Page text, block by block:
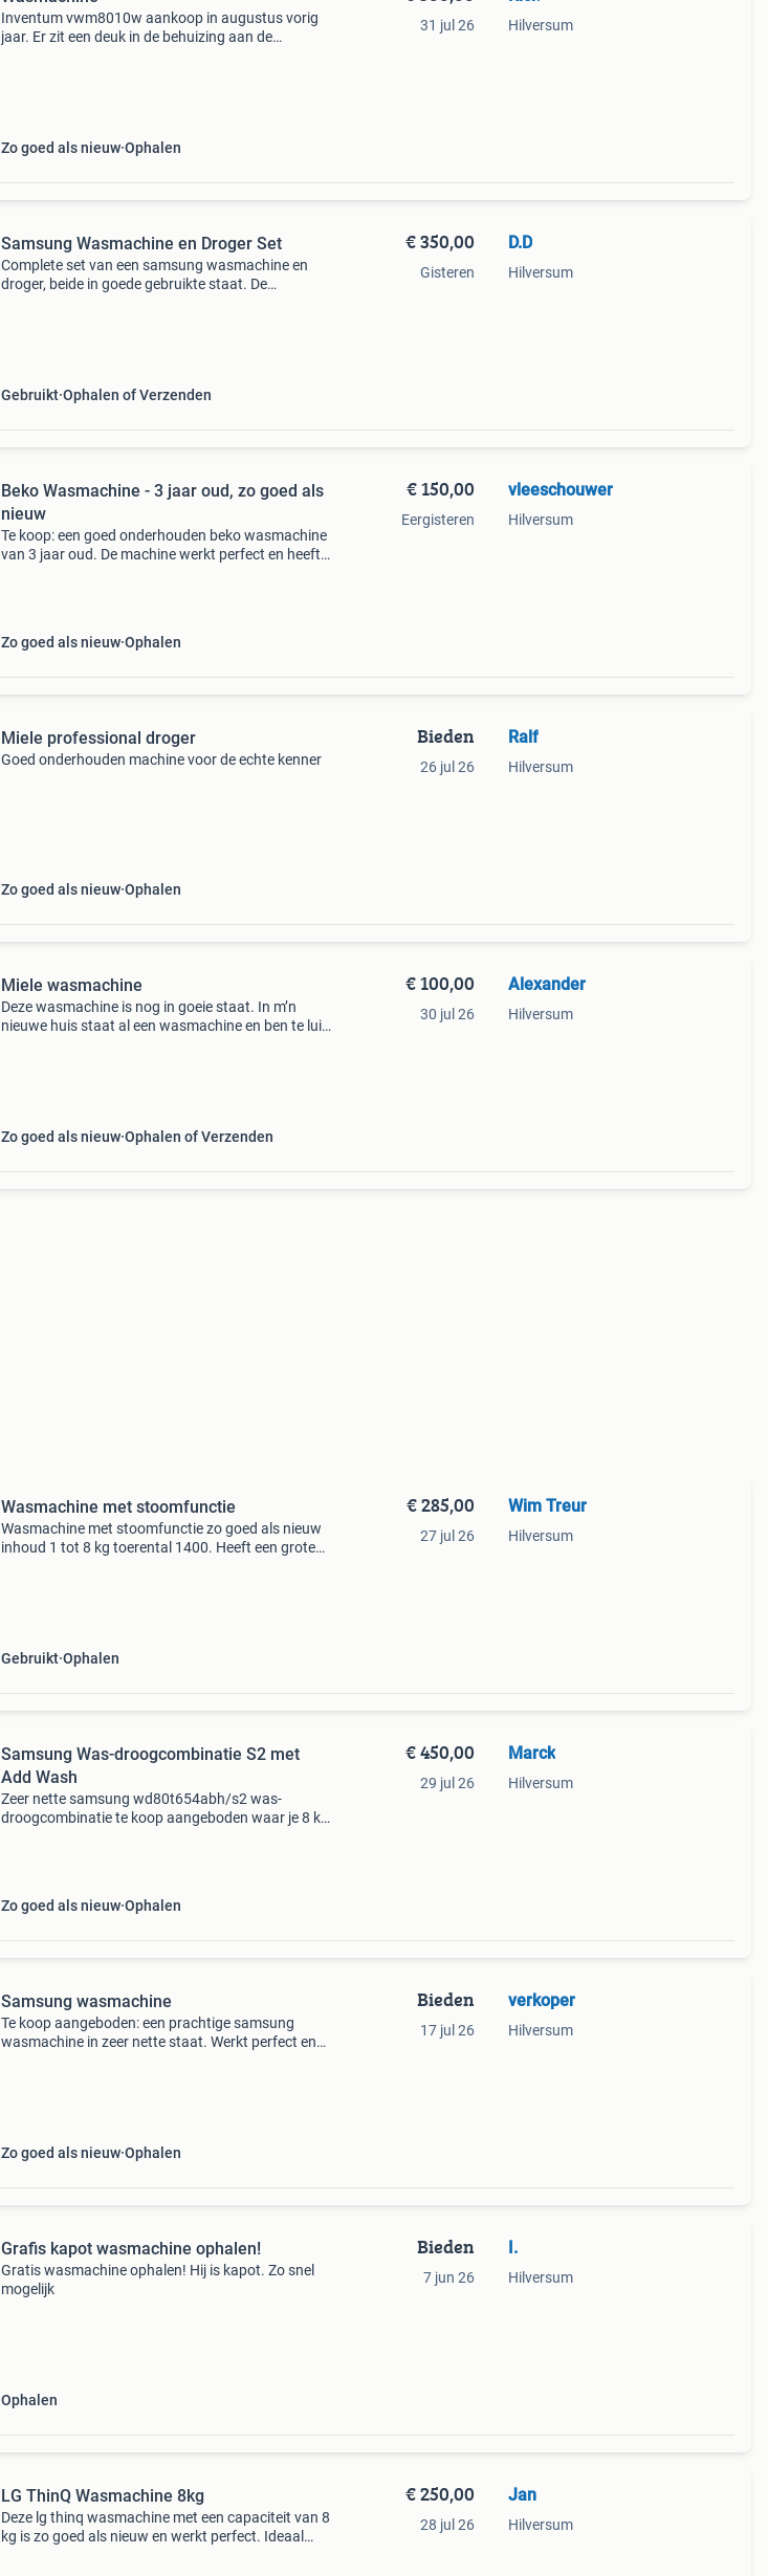
Inventum vwm8010w aankoop in augustus vorig
jaar. Er zit een deuk in de behuizing aan de
Zo goed als nieuw Ophalen
31 jul 26 Hilversum
Samsung Wasmachine en Droger Set
Complete set van een samsung wasmachine en
droger, beide in goede gebruikte staat. De
Gebruikt Ophalen of Verzenden
€ 350,00
Gisteren
D.D
Hilversum
Beko Wasmachine - 3 jaar oud, zo goed als
nieuw
Te koop: een goed onderhouden beko wasmachine
van 3 jaar oud. De machine werkt perfect en heeft
Zo goed als nieuw Ophalen
€ 150,00
Eergisteren
vleeschouwer
Hilversum
Miele professional droger
Goed onderhouden machine voor de echte kenner
Zo goed als nieuw Ophalen
Bieden
26 jul 26
Ralf
Hilversum
Miele wasmachine
Deze wasmachine is nog in goeie staat. In m’n
nieuwe huis staat al een wasmachine en ben te lui
Zo goed als nieuw Ophalen of Verzenden
€ 100,00
30 jul 26
Alexander
Hilversum
Wasmachine met stoomfunctie
Wasmachine met stoomfunctie zo goed als nieuw
inhoud 1 tot 8 kg toerental 1400. Heeft een grote
Gebruikt Ophalen
€ 285,00
27 jul 26
Wim Treur
Hilversum
Samsung Was-droogcombinatie S2 met
Add Wash
Zeer nette samsung wd80t654abh/s2 was-
droogcombinatie te koop aangeboden waar je 8 kg
Zo goed als nieuw Ophalen
€ 450,00
29 jul 26
Marck
Hilversum
Samsung wasmachine
Te koop aangeboden: een prachtige samsung
wasmachine in zeer nette staat. Werkt perfect en
Zo goed als nieuw Ophalen
Bieden
17 jul 26
verkoper
Hilversum
Grafis kapot wasmachine ophalen!
Gratis wasmachine ophalen! Hij is kapot. Zo snel
mogelijk
Ophalen
Bieden
7 jun 26
I.
Hilversum
LG ThinQ Wasmachine 8kg
Deze lg thinq wasmachine met een capaciteit van 8
kg is zo goed als nieuw en werkt perfect. Ideaal
€ 250,00
28 jul 26
Jan
Hilversum